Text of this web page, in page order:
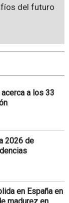
del futuro
a los 33
2026 de
en España en